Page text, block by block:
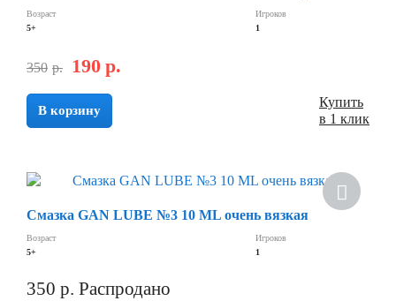
Возраст
5+
Игроков
1
350 р. 190 р.
В корзину
Купить
в 1 клик
Смазка GAN LUBE №3 10 ML очень вязкая
Возраст
5+
Игроков
1
350 р. Распродано